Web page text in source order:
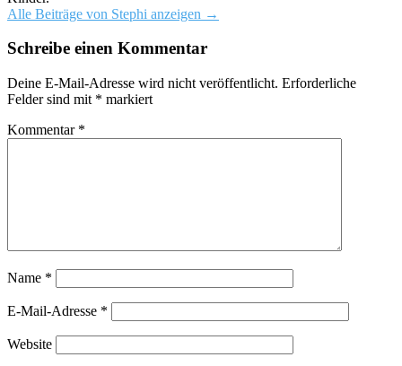
Alle Beiträge von Stephi anzeigen →
Schreibe einen Kommentar
Deine E-Mail-Adresse wird nicht veröffentlicht. Erforderliche
Felder sind mit * markiert
Kommentar *
Name *
E-Mail-Adresse *
Website